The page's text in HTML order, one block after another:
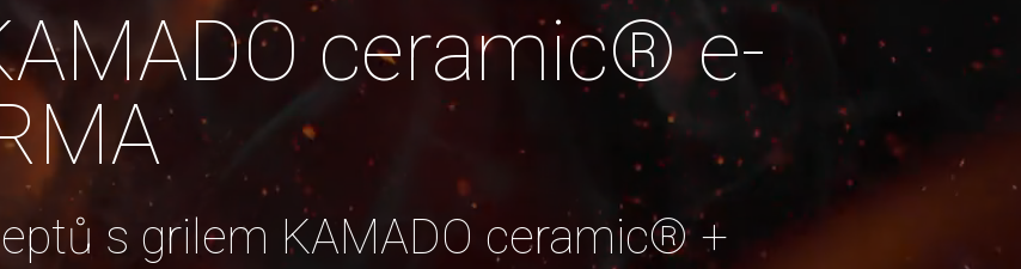
ceramic® e-
s grilem KAMADO ceramic® +